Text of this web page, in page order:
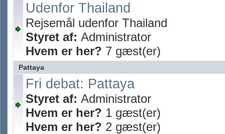
Udenfor Thailand
Rejsemål udenfor Thailand
Styret af: Administrator
Hvem er her? 7 gæst(er)
Pattaya
Fri debat: Pattaya
Styret af: Administrator
Hvem er her? 1 gæst(er)
Hvem er her? 2 gæst(er)